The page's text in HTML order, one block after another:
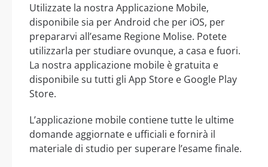
Utilizzate la nostra Applicazione Mobile,
disponibile sia per Android che per iOS, per
prepararvi all’esame Regione Molise. Potete
utilizzarla per studiare ovunque, a casa e fuori.
La nostra applicazione mobile è gratuita e
disponibile su tutti gli App Store e Google Play
Store.
L’applicazione mobile contiene tutte le ultime
domande aggiornate e ufficiali e fornirà il
materiale di studio per superare l’esame finale.